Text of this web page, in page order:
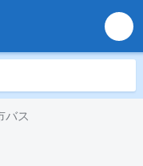
バス